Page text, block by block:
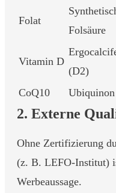
Folat
Folsäure
Vitamin D
(D2)
CoQ10 Ubiquinon
2. Externe
Ohne Zertifizierung
(z. B. LEFO-Institut)
Werbeaussage.